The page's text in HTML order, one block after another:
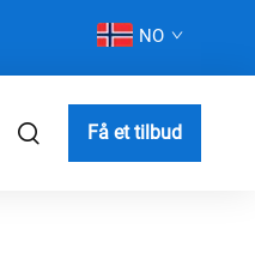
NO
Få et tilbud